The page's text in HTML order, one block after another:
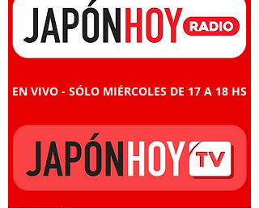
EN VIVO - SÓLO MIÉRCOLES DE 17 A 18 HS